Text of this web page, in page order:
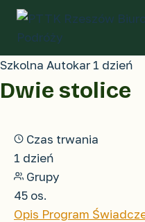
Przejdź
treści
Szkolna Autokar 1 dzień
Dwie stolice
Czas trwania
1 dzień
Grupy
45 os.
Opis Program